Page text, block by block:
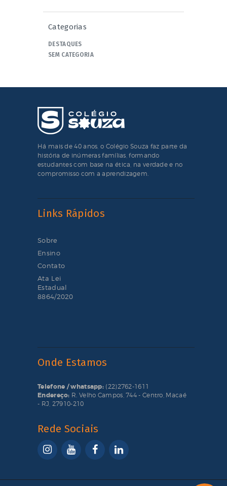
Categorias
DESTAQUES
SEM CATEGORIA
Há mais de 40 anos, o Colégio Souza faz parte da
história de inúmeras famílias, formando
estudantes com base na ética, na verdade e no
compromisso com a aprendizagem.
Links Rápidos
Sobre
Ensino
Contato
Ata Lei
Estadual
8864/2020
Onde Estamos
Telefone / whatsapp: (22)2762-1611
Endereço: R. Velho Campos, 744 - Centro, Macaé
- RJ, 27910-210
Rede Sociais